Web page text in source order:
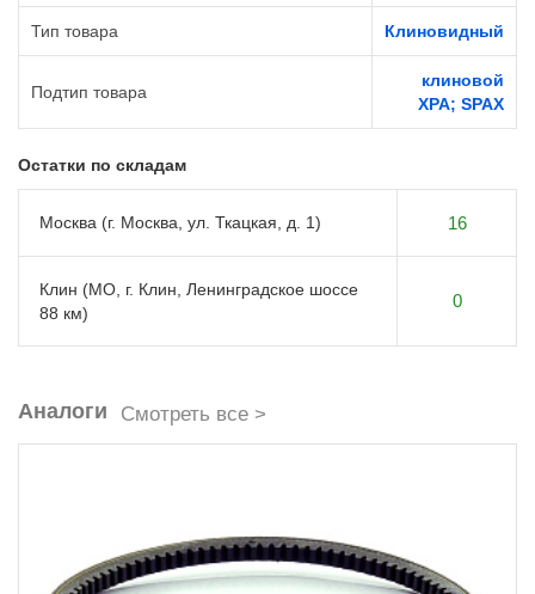
Тип товара Клиновидный
Подтип товара
клиновой
XPA; SPAX
Остатки по складам
Москва (г. Москва, ул. Ткацкая, д. 1) 16
Клин (МО, г. Клин, Ленинградское шоссе
88 км)
0
Аналоги Смотреть все >